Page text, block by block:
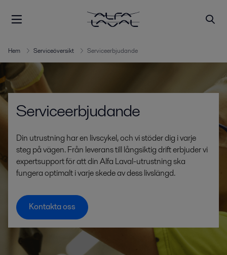
Hem Serviceöversikt Serviceerbjudande
Serviceerbjudande
Din utrustning har en livscykel, och vi stöder dig i varje
steg på vägen. Från leverans till långsiktig drift erbjuder vi
expertsupport för att din Alfa Laval-utrustning ska
fungera optimalt i varje skede av dess livslängd.
Kontakta oss